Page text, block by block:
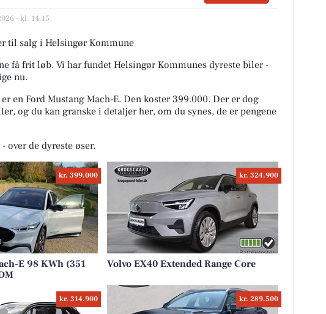
- kl. 14:15
til salg i Helsingør Kommune
få frit løb. Vi har fundet Helsingør Kommunes dyreste biler -
nu.
en Ford Mustang Mach-E. Den koster 399.000. Der er dog
og du kan granske i detaljer her, om du synes, de er pengene
over de dyreste øser.
kr. 399.000
E 98 KWh (351
kr. 324.900
Volvo EX40 Extended Range Core
kr. 314.900 kr. 289.500